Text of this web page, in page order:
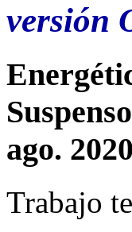
versión
ago.
Trabajo